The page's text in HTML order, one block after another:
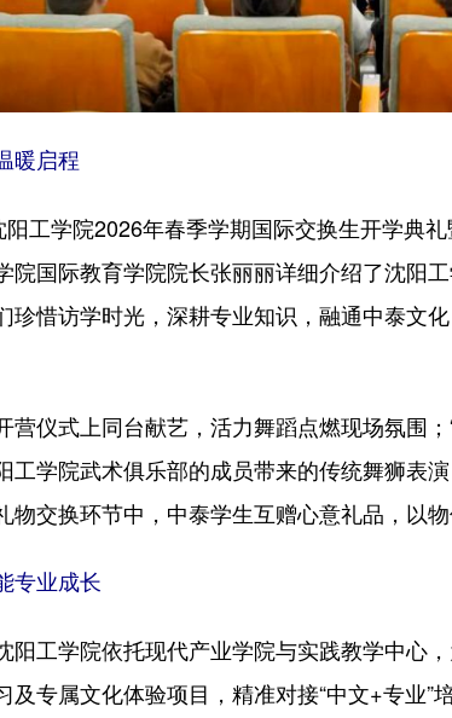
暖启程
学院2026年春季学期国际交换生开学典礼
院国际教育学院院长张丽丽详细介绍了沈阳
珍惜访学时光，深耕专业知识，融通中泰文
仪式上同台献艺，活力舞蹈点燃现场氛围；
工学院武术俱乐部的成员带来的传统舞狮表
物交换环节中，中泰学生互赠心意礼品，以
专业成长
工学院依托现代产业学院与实践教学中心
及专属文化体验项目，精准对接“中文+专业